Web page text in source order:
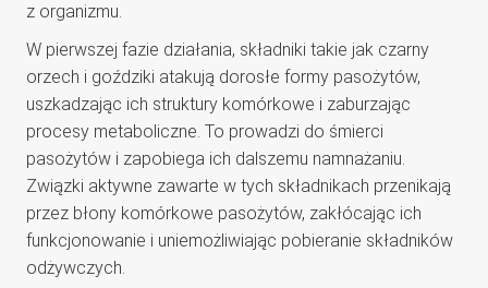
z organizmu.
W pierwszej fazie działania, składniki takie jak czarny
orzech i goździki atakują dorosłe formy pasożytów,
uszkadzając ich struktury komórkowe i zaburzając
procesy metaboliczne. To prowadzi do śmierci
pasożytów i zapobiega ich dalszemu namnażaniu.
Związki aktywne zawarte w tych składnikach przenikają
przez błony komórkowe pasożytów, zakłócając ich
funkcjonowanie i uniemożliwiając pobieranie składników
odżywczych.